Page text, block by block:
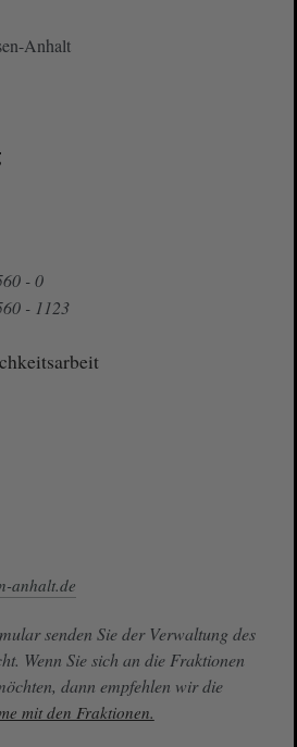
Anhalt
- 0
- 1123
anhalt.de
senden Sie der Verwaltung des
Wenn Sie sich an die Fraktionen
dann empfehlen wir die
mit den Fraktionen.